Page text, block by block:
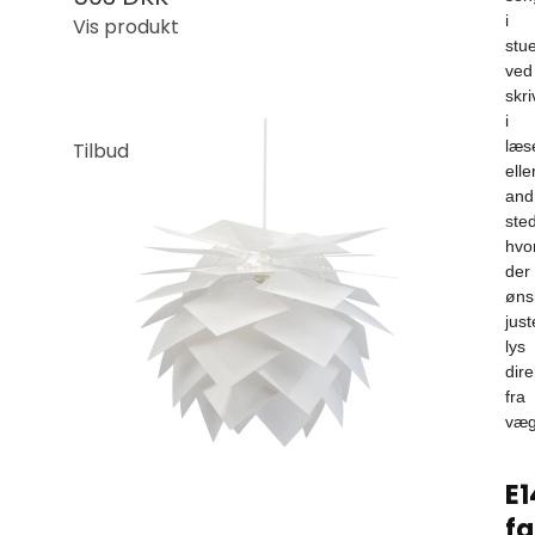
Vis produkt
Tilbud
i
ved
i
der
lys
fra